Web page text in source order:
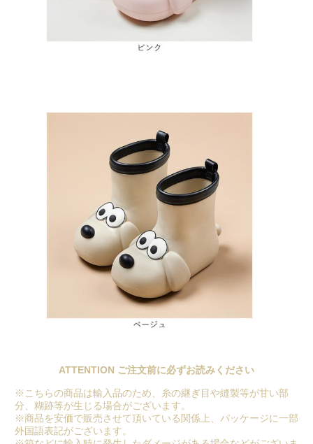
ATTENTION ご注文前に必ずお読みください
※こちらの商品は輸入品のため、糸の継ぎ目や縫製等が甘い部
分、糊跡等が生じる場合がございます。
※商品を安価で販売させて頂いている関係上、パッケージに一部
外国語表記がございます。